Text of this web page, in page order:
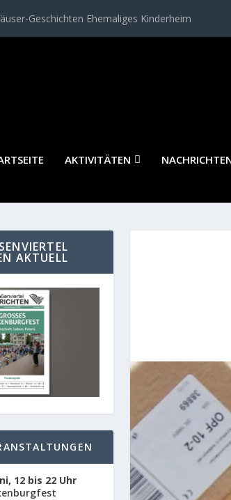
Geschichten Ehemaliges Kinderheim
AKTIVITÄTEN
N
AKTUELL
12 bis 22 Uhr